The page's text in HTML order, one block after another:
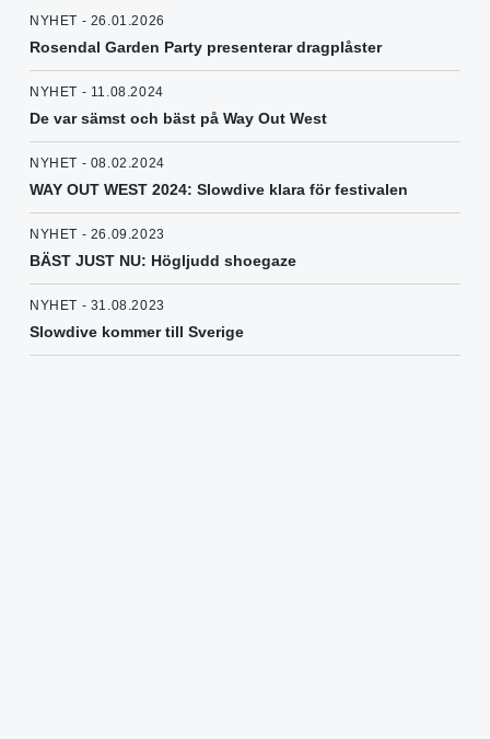
NYHET - 26.01.2026
Rosendal Garden Party presenterar dragplåster
NYHET - 11.08.2024
De var sämst och bäst på Way Out West
NYHET - 08.02.2024
WAY OUT WEST 2024: Slowdive klara för festivalen
NYHET - 26.09.2023
BÄST JUST NU: Högljudd shoegaze
NYHET - 31.08.2023
Slowdive kommer till Sverige